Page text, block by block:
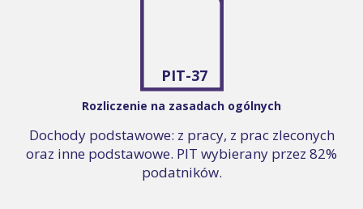
PIT-37
Rozliczenie na zasadach ogólnych
Dochody podstawowe: z pracy, z prac zleconych
oraz inne podstawowe. PIT wybierany przez 82%
podatników.